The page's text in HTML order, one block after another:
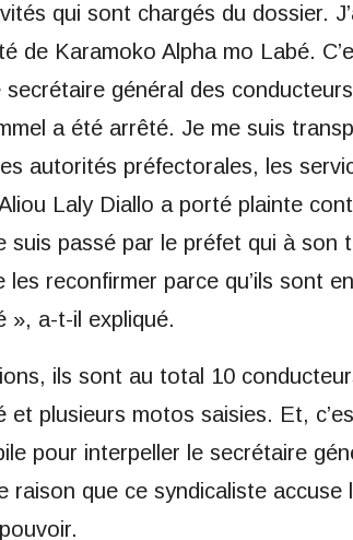
qui sont chargés du dossier.
de Karamoko Alpha mo Labé.
secrétaire général des
a été arrêté. Je me suis
autorités préfectorales, les
Laly Diallo a porté plainte
suis passé par le préfet qui à son
les reconfirmer parce qu’ils sont
», a-t-il expliqué.
ils sont au total 10
et plusieurs motos saisies. Et,
pour interpeller le secrétaire
raison que ce syndicaliste accuse